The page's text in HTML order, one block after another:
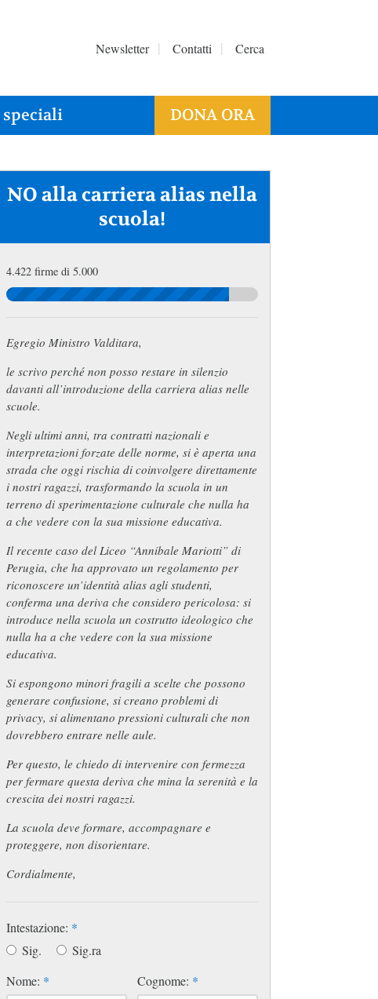
Newsletter Contatti Cerca
DONA ORA
NO alla carriera alias nella
scuola!
4.422 firme di 5.000
Egregio Ministro Valditara,
le scrivo perché non posso restare in silenzio
davanti all’introduzione della carriera alias nelle
scuole.
Negli ultimi anni, tra contratti nazionali e
interpretazioni forzate delle norme, si è aperta una
strada che oggi rischia di coinvolgere direttamente
i nostri ragazzi, trasformando la scuola in un
terreno di sperimentazione culturale che nulla ha
a che vedere con la sua missione educativa.
Il recente caso del Liceo “Annibale Mariotti” di
Perugia, che ha approvato un regolamento per
riconoscere un’identità alias agli studenti,
conferma una deriva che considero pericolosa: si
introduce nella scuola un costrutto ideologico che
nulla ha a che vedere con la sua missione
educativa.
Si espongono minori fragili a scelte che possono
generare confusione, si creano problemi di
privacy, si alimentano pressioni culturali che non
dovrebbero entrare nelle aule.
Per questo, le chiedo di intervenire con fermezza
per fermare questa deriva che mina la serenità e la
crescita dei nostri ragazzi.
La scuola deve formare, accompagnare e
proteggere, non disorientare.
Cordialmente,
Intestazione: *
Sig.
Sig.ra
Nome: * Cognome: *